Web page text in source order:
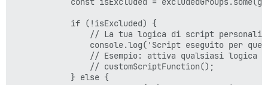
            if (!isExcluded) {
// La tua logica di script
console.log('Script eseguito per
// Esempio: attiva qualsiasi logica
                // customScriptFunction();
            } else {